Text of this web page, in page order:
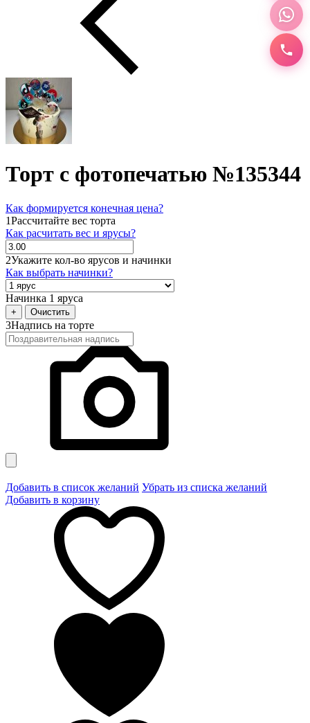
Торт с фотопечатью №135344
Как формируется конечная цена?
1Рассчитайте вес торта
Как расчитать вес и ярусы?
2Укажите кол-во ярусов и начинки
Как выбрать начинки?
Начинка 1 яруса
+ Очистить
3Надпись на торте
Добавить в список желаний Убрать из списка желаний
Добавить в корзину